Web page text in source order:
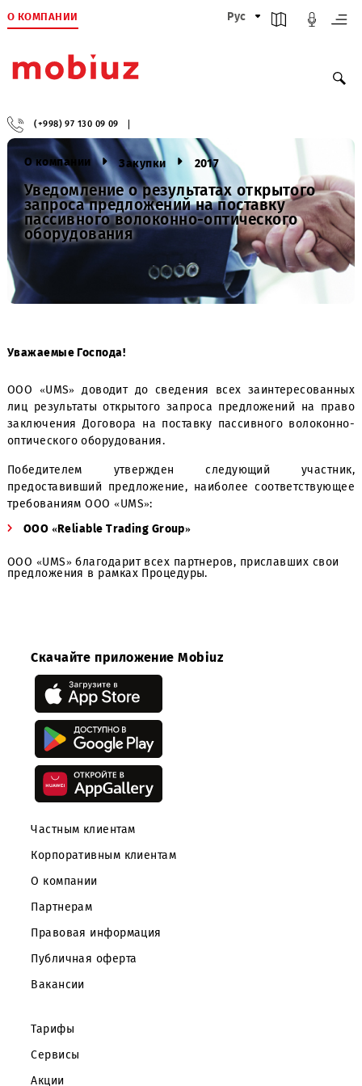
О КОМПАНИИ Рус
(+998) 97 130 09 09
О компании Закупки 2017
Уведомление о результатах открытого
запроса предложений на поставку
пассивного волоконно-оптического
оборудования
Уважаемые Господа!
ООО «UMS» доводит до сведения всех
заключения Договора на поставку пассивного
оптического оборудования.
Победителем утвержден следующий
требованиям ООО «UMS»:
Скачайте приложение Mobiuz
Корпоративным клиентам
О компании
Правовая информация
Публичная оферта